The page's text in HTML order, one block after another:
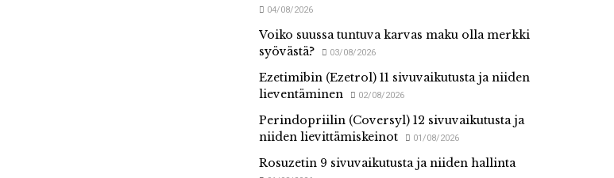
04/08/2026
Voiko suussa tuntuva karvas maku olla merkki
syövästä?
03/08/2026
Ezetimibin (Ezetrol) 11 sivuvaikutusta ja niiden
lieventäminen
02/08/2026
Perindopriilin (Coversyl) 12 sivuvaikutusta ja
niiden lievittämiskeinot
01/08/2026
Rosuzetin 9 sivuvaikutusta ja niiden hallinta